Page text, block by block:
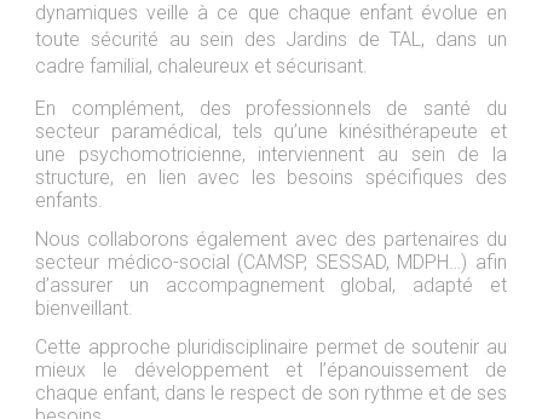
dynamiques veille à ce que chaque enfant évolue en
toute sécurité au sein des Jardins de TAL, dans un
cadre familial, chaleureux et sécurisant.
En complément, des professionnels de santé du
secteur paramédical, tels qu’une kinésithérapeute et
une psychomotricienne, interviennent au sein de la
structure, en lien avec les besoins spécifiques des
enfants.
Nous collaborons également avec des partenaires du
secteur médico-social (CAMSP, SESSAD, MDPH…) afin
d’assurer un accompagnement global, adapté et
bienveillant.
Cette approche pluridisciplinaire permet de soutenir au
mieux le développement et l’épanouissement de
chaque enfant, dans le respect de son rythme et de ses